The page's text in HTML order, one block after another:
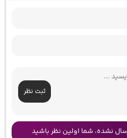
ثبت نظر
نشده، شما اولین نظر باشید